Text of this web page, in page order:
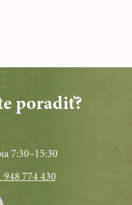
poradiť?
7:30–15:30
948 774 430